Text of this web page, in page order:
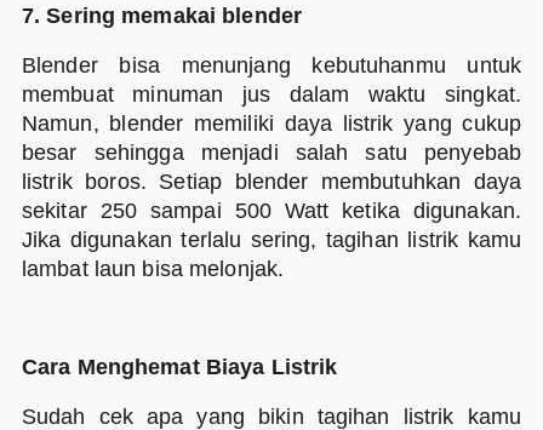
7. Sering memakai blender
Blender bisa menunjang kebutuhanmu untuk
membuat minuman jus dalam waktu singkat.
Namun, blender memiliki daya listrik yang cukup
besar sehingga menjadi salah satu penyebab
listrik boros. Setiap blender membutuhkan daya
sekitar 250 sampai 500 Watt ketika digunakan.
Jika digunakan terlalu sering, tagihan listrik kamu
lambat laun bisa melonjak.
Cara Menghemat Biaya Listrik
Sudah cek apa yang bikin tagihan listrik kamu